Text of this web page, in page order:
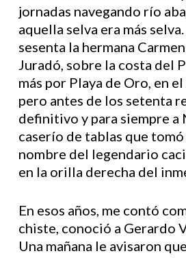
jornadas navegando río
aquella selva era más
sesenta la hermana
Juradó, sobre la costa del
más por Playa de Oro, en
pero antes de los setenta
definitivo y para siempre a
caserío de tablas que
nombre del legendario
en la orilla derecha del
En esos años, me contó
chiste, conoció a Gerardo
Una mañana le avisaron